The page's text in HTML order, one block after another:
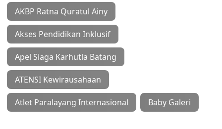
AKBP Ratna Quratul Ainy
Akses Pendidikan Inklusif
Apel Siaga Karhutla Batang
ATENSI Kewirausahaan
Atlet Paralayang Internasional Baby Galeri